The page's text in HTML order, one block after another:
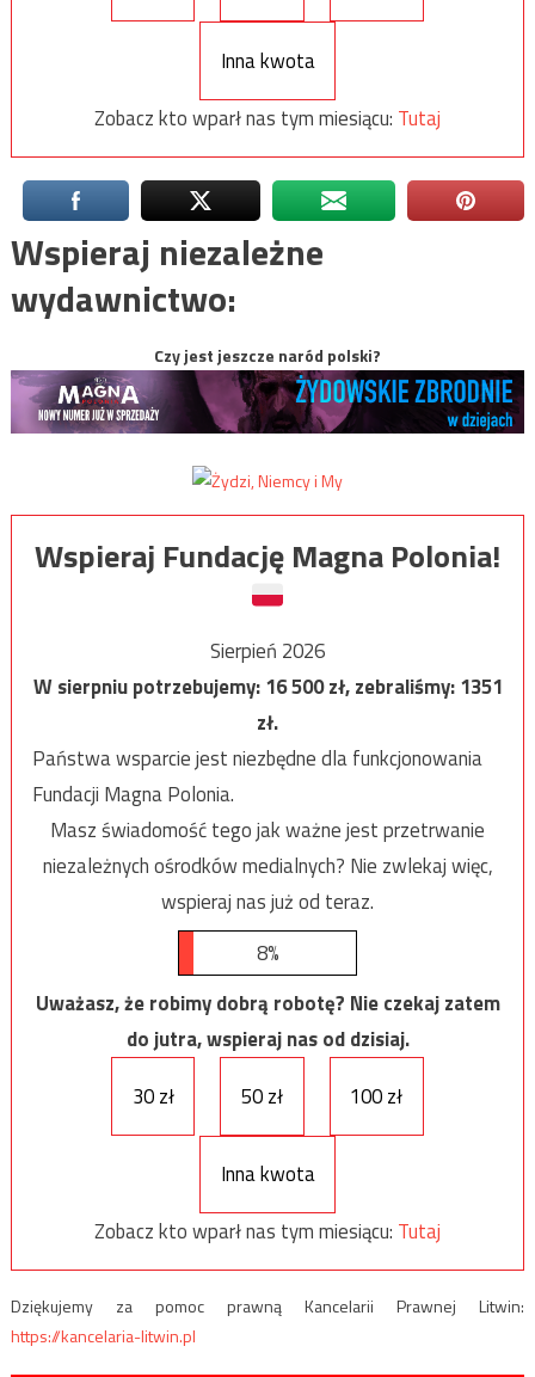
Inna kwota
Zobacz kto wparł nas tym miesiącu: Tutaj
Wspieraj niezależne
wydawnictwo:
Czy jest jeszcze naród polski?
Wspieraj Fundację Magna Polonia!
Sierpień 2026
W sierpniu potrzebujemy:16 500zł, zebraliśmy:1351
zł.
Państwa wsparcie jest niezbędne dla funkcjonowania
Fundacji Magna Polonia.
Masz świadomość tego jak ważne jest przetrwanie
niezależnych ośrodków medialnych? Nie zwlekaj więc,
wspieraj nas już od teraz.
8%
Uważasz, że robimy dobrą robotę? Nie czekaj zatem
do jutra, wspieraj nas od dzisiaj.
30 zł
50 zł 100 zł
Inna kwota
Zobacz kto wparł nas tym miesiącu: Tutaj
Dziękujemy za pomoc prawną Kancelarii Prawnej Litwin:
https://kancelaria-litwin.pl